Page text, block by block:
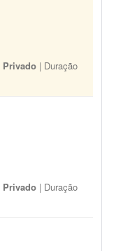
Privado | Duração
Privado | Duração